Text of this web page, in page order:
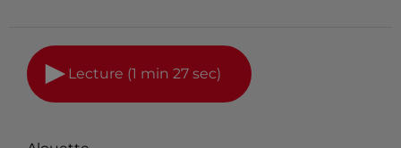
Lecture (1 min 27 sec)